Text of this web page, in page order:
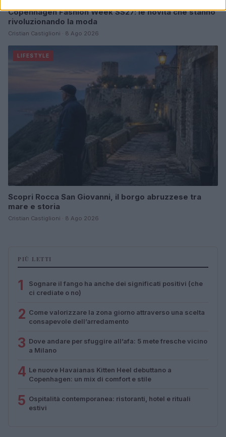
Copenhagen Fashion Week SS27: le novità che stanno
rivoluzionando la moda
Cristian Castiglioni · 8 Ago 2026
LIFESTYLE
Scopri Rocca San Giovanni, il borgo abruzzese tra
mare e storia
Cristian Castiglioni · 8 Ago 2026
PIÙ LETTI
1
Sognare il fango ha anche dei significati positivi (che
ci crediate o no)
2 Come valorizzare la zona giorno attraverso una scelta
consapevole dell’arredamento
3 Dove andare per sfuggire all’afa: 5 mete fresche vicino
a Milano
4 Le nuove Havaianas Kitten Heel debuttano a
Copenhagen: un mix di comfort e stile
5 Ospitalità contemporanea: ristoranti, hotel e rituali
estivi